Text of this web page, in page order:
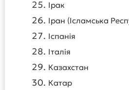
Ірак
Іран (Ісламська
Іспанія
Італія
Казахстан
Катар